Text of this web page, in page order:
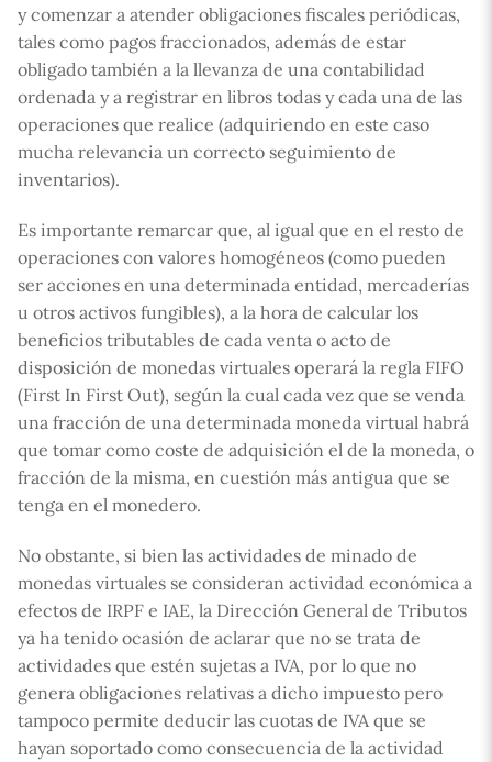
y comenzar a atender obligaciones fiscales periódicas,
tales como pagos fraccionados, además de estar
obligado también a la llevanza de una contabilidad
ordenada y a registrar en libros todas y cada una de las
operaciones que realice (adquiriendo en este caso
mucha relevancia un correcto seguimiento de
inventarios).
Es importante remarcar que, al igual que en el resto de
operaciones con valores homogéneos (como pueden
ser acciones en una determinada entidad, mercaderías
u otros activos fungibles), a la hora de calcular los
beneficios tributables de cada venta o acto de
disposición de monedas virtuales operará la regla FIFO
(First In First Out), según la cual cada vez que se venda
una fracción de una determinada moneda virtual habrá
que tomar como coste de adquisición el de la moneda, o
fracción de la misma, en cuestión más antigua que se
tenga en el monedero.
No obstante, si bien las actividades de minado de
monedas virtuales se consideran actividad económica a
efectos de IRPF e IAE, la Dirección General de Tributos
ya ha tenido ocasión de aclarar que no se trata de
actividades que estén sujetas a IVA, por lo que no
genera obligaciones relativas a dicho impuesto pero
tampoco permite deducir las cuotas de IVA que se
hayan soportado como consecuencia de la actividad